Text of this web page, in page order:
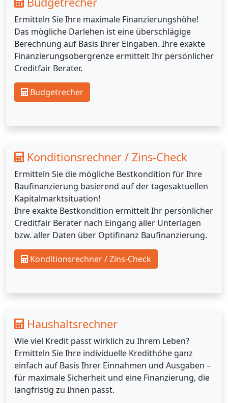
Ermitteln Sie Ihre maximale Finanzierungshöhe!
Das mögliche Darlehen ist eine überschlägige
Berechnung auf Basis Ihrer Eingaben. Ihre exakte
Finanzierungsobergrenze ermittelt Ihr persönlicher
Creditfair Berater.
Budgetrecher
Konditionsrechner / Zins-Check
Ermitteln Sie die mögliche Bestkondition für Ihre
Baufinanzierung basierend auf der tagesaktuellen
Kapitalmarktsituation!
Ihre exakte Bestkondition ermittelt Ihr persönlicher
Creditfair Berater nach Eingang aller Unterlagen
bzw. aller Daten über Optifinanz Baufinanzierung.
Konditionsrechner / Zins-Check
Haushaltsrechner
Wie viel Kredit passt wirklich zu Ihrem Leben?
Ermitteln Sie Ihre individuelle Kredithöhe ganz
einfach auf Basis Ihrer Einnahmen und Ausgaben –
für maximale Sicherheit und eine Finanzierung, die
langfristig zu Ihnen passt.